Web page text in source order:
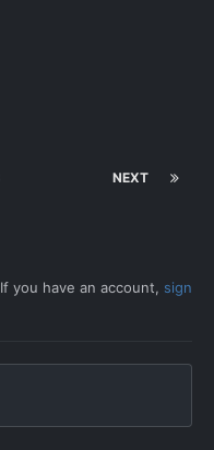
NEXT
you have an account, sign